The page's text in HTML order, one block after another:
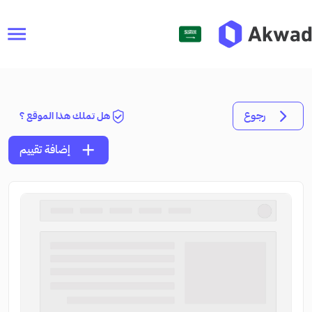
menu
رجوع هل تملك هذا الموقع ؟
add إضافة تقييم